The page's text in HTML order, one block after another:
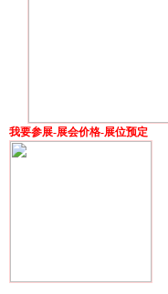
我要参展-展会价格-展位预定